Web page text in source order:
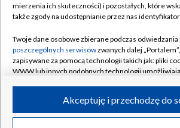
Naziemna Telewizja Cyfrowa
Rada Programowa
System NOS
Informacje o nadawcy
Program dla prasy
Pomoc
Kontakt
Kanały
©2026 Telewizja Polska S.A. w
mierzenia ich skuteczności) i pozostałych, które
także zgody na udostępnianie przez nas
Twoje dane osobowe zbierane podczas odwiedzania
poszczególnych serwisówzwanych dalej
zapisywane za pomocą technologii takich jak: pliki
WWW lub innych podobnych technologii
ruchu w Internecie.Akceptuję i przechodzę do